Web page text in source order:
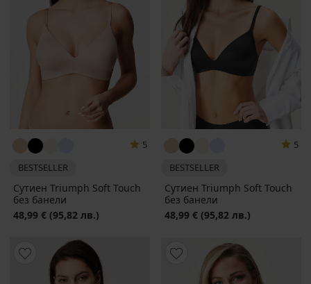
5
BESTSELLER
Сутиен Triumph Soft Touch
без банели
48,99 € (95,82 лв.)
5
BESTSELLER
Сутиен Triumph Soft Touch
без банели
48,99 € (95,82 лв.)